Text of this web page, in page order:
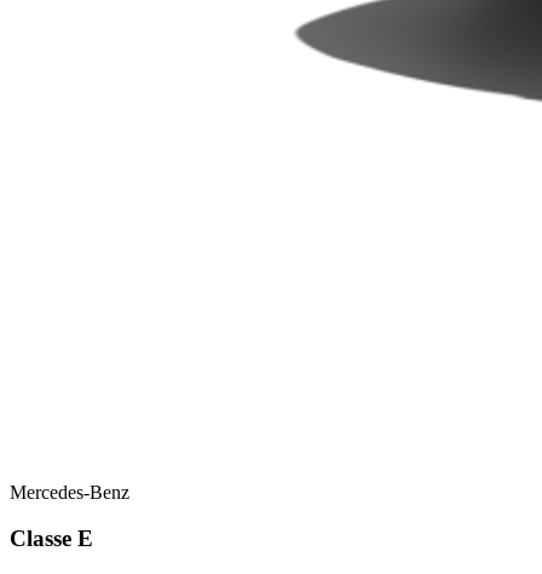
Mercedes-Benz
Classe E